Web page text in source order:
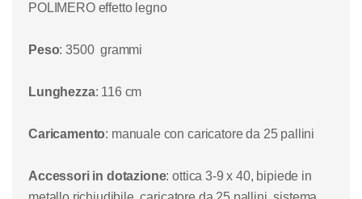
POLIMERO effetto legno
Peso: 3500 grammi
Lunghezza: 116 cm
Caricamento: manuale con caricatore da 25 pallini
Accessori in dotazione: ottica 3-9 x 40, bipiede in